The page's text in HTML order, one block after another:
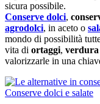
sicura possibile.
Conserve dolci,
agrodolci, in aceto o
mondo di possibilità
vita di ortaggi, verdura
valorizzarle in una
Conserve dolci e salate